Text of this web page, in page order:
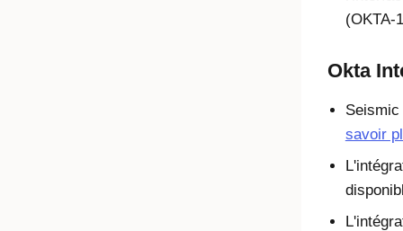
(OKTA-
Okta
savoir